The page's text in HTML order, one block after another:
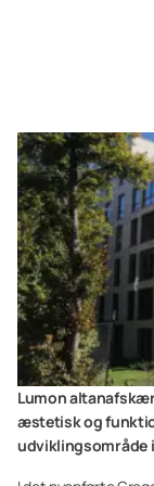
Lumon
æstetisk og
udviklingsområde